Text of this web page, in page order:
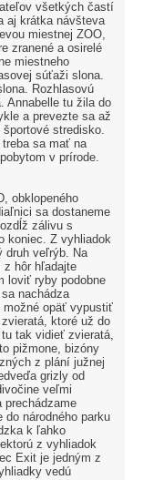
všetkých častí
aj krátka návšteva
miestnej ZOO,
zranené a osirelé
miestneho
súťaži slona.
Rozhlasovú
Annabelle tu žila do
a prevezte sa až
stredisko.
sa mať na
v prírode.
obklopeného
sa dostaneme
zálivu s
koniec. Z vyhliadok
druh veľrýb. Na
z hôr hľadajte
loviť ryby podobne
nachádza
možné opäť vypustiť
ktoré už do
tak vidieť zvieratá,
pižmone, bizóny
z plání južnej
grizly od
veľmi
prechádzame
národného parku
k ľahko
z vyhliadok
Exit je jedným z
vedú